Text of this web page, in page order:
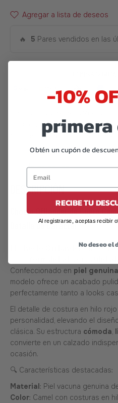
Agregar a lista de deseos
🔥 5 Pares vendidos en las
DESCRIPCIÓN
Choclo Offlander de Cuero
Detalle de Carácter
El Choclo Offlander en
Confeccionado en piel
modelo ofrece un acabado
perfectamente tanto a looks
El detalle de costura en hilo
personalidad, elevando el
clásica. Su estructura cómoda
convierte en un calzado
ocasión.
🔍 Características destacadas:
Material: Piel vacuna genuina
Color: Camel con costuras en
-10%
primera
Obtén un cupón de
RECIBE TU
Al registrarse, aceptas recibir
No deseo el